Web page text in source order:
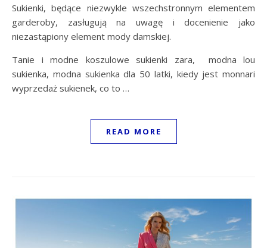
Sukienki, będące niezwykle wszechstronnym elementem
garderoby, zasługują na uwagę i docenienie jako
niezastąpiony element mody damskiej.
Tanie i modne koszulowe sukienki zara, modna lou
sukienka, modna sukienka dla 50 latki, kiedy jest monnari
wyprzedaż sukienek, co to …
READ MORE